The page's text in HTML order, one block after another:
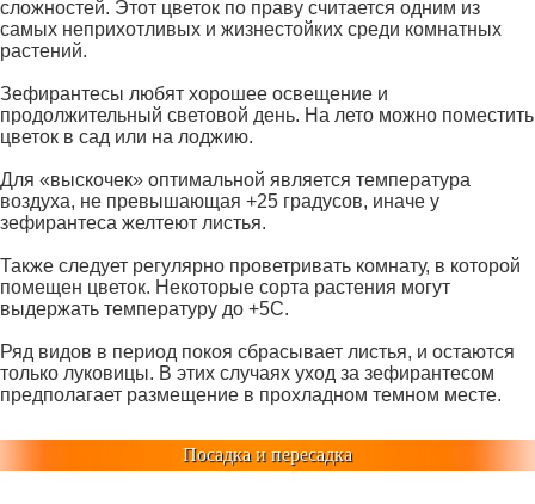
сложностей. Этот цветок по праву считается одним из
самых неприхотливых и жизнестойких среди комнатных
растений.
Зефирантесы любят хорошее освещение и
продолжительный световой день. На лето можно поместить
цветок в сад или на лоджию.
Для «выскочек» оптимальной является температура
воздуха, не превышающая +25 градусов, иначе у
зефирантеса желтеют листья.
Также следует регулярно проветривать комнату, в которой
помещен цветок. Некоторые сорта растения могут
выдержать температуру до +5C.
Ряд видов в период покоя сбрасывает листья, и остаются
только луковицы. В этих случаях уход за зефирантесом
предполагает размещение в прохладном темном месте.
Посадка и пересадка